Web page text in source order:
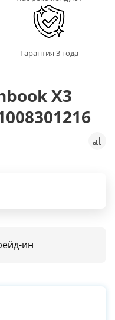
Гарантия 3 года
X3
ин